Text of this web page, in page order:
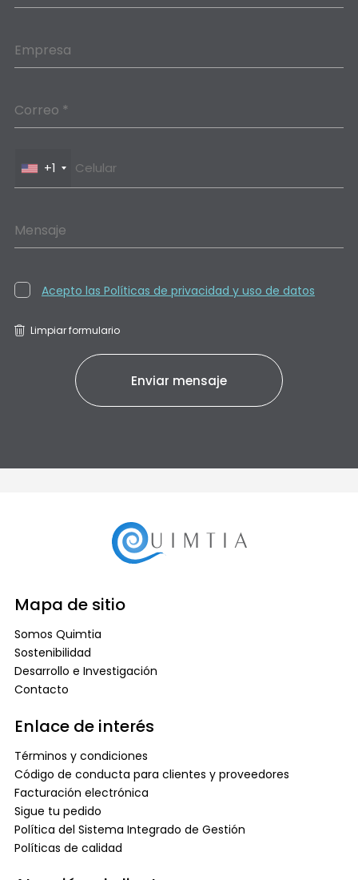
Empresa
Correo *
+1
Mensaje
Acepto las Políticas de privacidad y uso de datos
Limpiar formulario
Mapa de sitio
Somos Quimtia
Sostenibilidad
Desarrollo e Investigación
Contacto
Enlace de interés
Términos y condiciones
Código de conducta para clientes y proveedores
Facturación electrónica
Sigue tu pedido
Política del Sistema Integrado de Gestión
Políticas de calidad